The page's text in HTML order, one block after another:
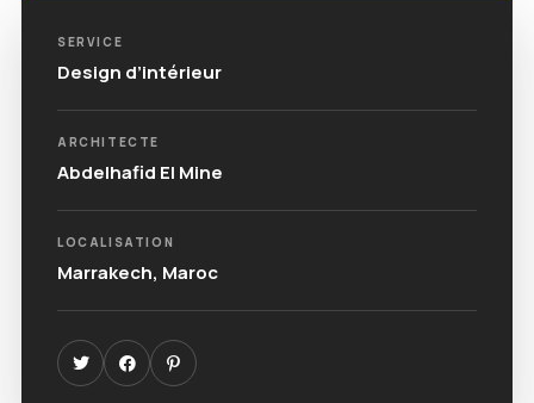
SERVICE
Design d’intérieur
ARCHITECTE
Abdelhafid El Mine
LOCALISATION
Marrakech, Maroc